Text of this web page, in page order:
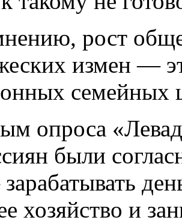
рост
измен —
семейных
опроса
были
хозяйство и